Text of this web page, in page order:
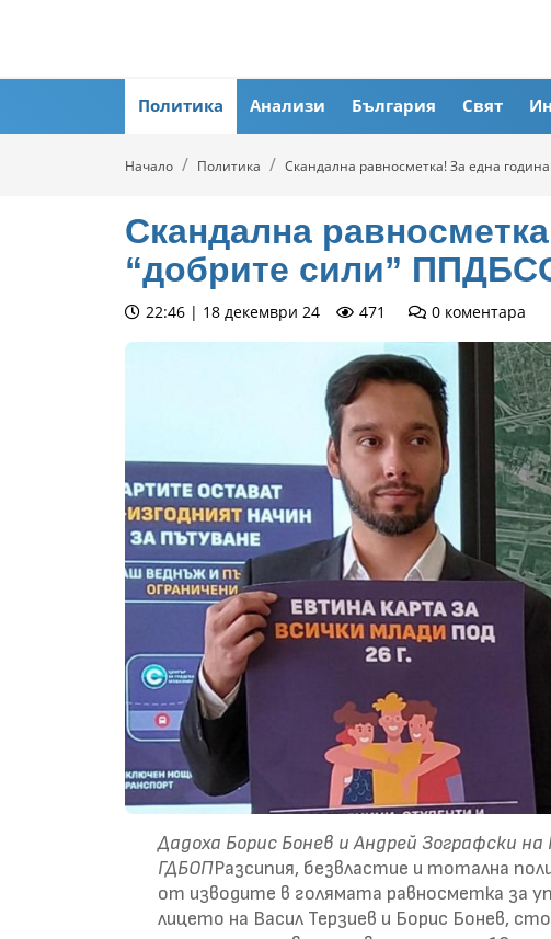
Политика Анализи България Свят
Начало Политика Скандална равносметка! За една
Скандална
“добрите сили”
22:46 | 18 декември 24 471 0 коментара
Дадоха Борис Бонев и Андрей Зографски
ГДБОПРазсипия, безвластие и тотална
от изводите в голямата равносметка за
лицето на Васил Терзиев и Борис Бонев,